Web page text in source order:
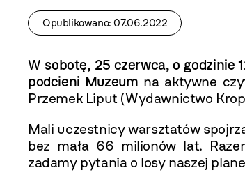
Opublikowano: 07.06.2022
W sobotę, 25 czerwca, o godzinie
podcieni Muzeum na aktywne
Przemek Liput (Wydawnictwo
Mali uczestnicy warsztatów
bez mała 66 milionów lat.
zadamy pytania o losy naszej